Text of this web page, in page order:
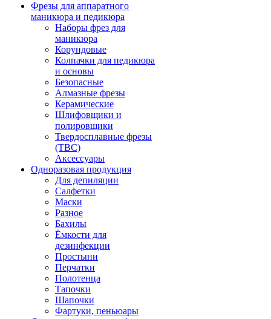
Фрезы для аппаратного
маникюра и педикюра
Наборы фрез для
маникюра
Корундовые
Колпачки для педикюра
и основы
Безопасные
Алмазные фрезы
Керамические
Шлифовщики и
полировщики
Твердосплавные фрезы
(ТВС)
Аксессуары
Одноразовая продукция
Для депиляции
Салфетки
Маски
Разное
Бахилы
Ёмкости для
дезинфекции
Простыни
Перчатки
Полотенца
Тапочки
Шапочки
Фартуки, пеньюары